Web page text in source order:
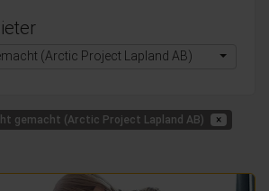
(Arctic Project Lapland AB)
gemacht (Arctic Project Lapland AB) ×